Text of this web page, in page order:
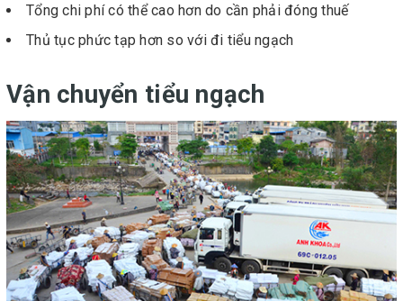
Tổng chi phí có thể cao hơn do cần phải đóng thuế
Thủ tục phức tạp hơn so với đi tiểu ngạch
Vận chuyển tiểu ngạch